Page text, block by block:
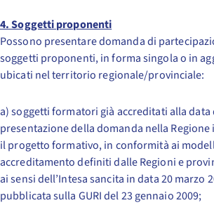
4. Soggetti proponenti
Possono presentare domanda di
soggetti proponenti, in forma singola o in
ubicati nel territorio regionale/provinciale:
a) soggetti formatori già accreditati alla data
presentazione della domanda nella Regione
il progetto formativo, in conformità ai
accreditamento definiti dalle Regioni e
ai sensi dell’Intesa sancita in data 20 marzo
pubblicata sulla GURI del 23 gennaio 2009;